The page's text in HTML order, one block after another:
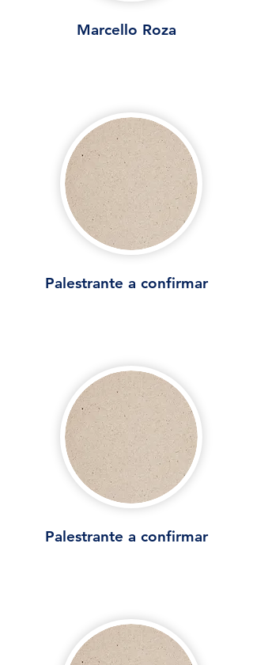
Marcello Roza
Palestrante a confirmar
Palestrante a confirmar